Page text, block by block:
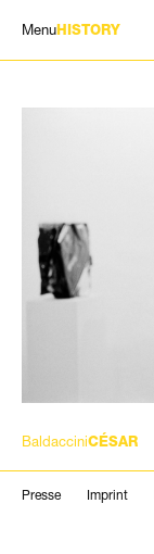
BaldacciniCÉSAR
Presse Imprint
Menu HISTORY
ARTISTI
EN/IT